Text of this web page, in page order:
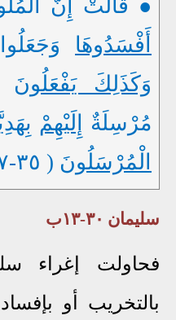
● قَالَتْ إِنَّ
أَفْسَدُوهَا
وَكَذَلِكَ يَفْعَلُونَ
مُرْسِلَةٌ
إِلَيْهِمْ
الْمُرْسَلُونَ ( ٣٥-٢٧ )
سليمان ٣٠-١٣ب
فحاولت إغراء
بالتخريب أو